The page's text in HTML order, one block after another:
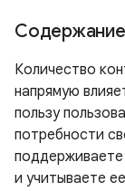
Содержание
Количество
напрямую
пользу
потребности
поддерживаете
и учитываете